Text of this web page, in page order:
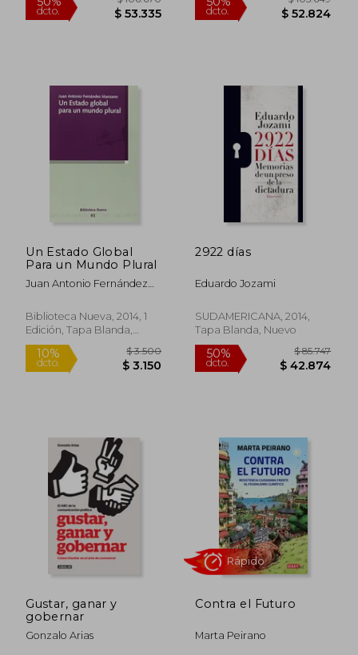
40% 50%
Un Estado Global
Para un Mundo Plural
Juan Antonio Fernández
Biblioteca Nueva, 2014, 1
Edición, Tapa Blanda,
Nuevo
2922 días
Eduardo Jozami
SUDAMERICANA, 2014,
Tapa Blanda, Nuevo
Gustar, ganar y
gobernar
Gonzalo Arias
Contra el Futuro
Marta Peirano